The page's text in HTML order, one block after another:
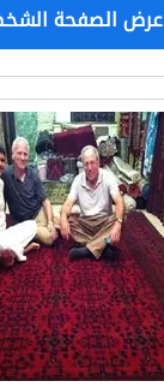
عرض الصفحة